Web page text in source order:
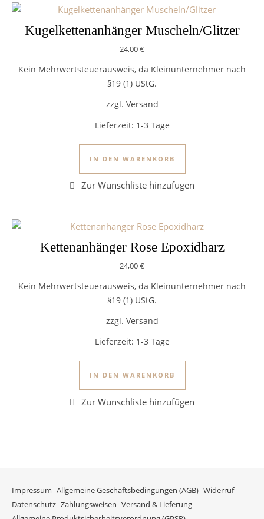
Kugelkettenanhänger Muscheln/Glitzer
24,00€
Kein Mehrwertsteuerausweis, da Kleinunternehmer nach
§19 (1) UStG.
zzgl. Versand
Lieferzeit: 1-3 Tage
IN DEN WARENKORB
Kettenanhänger Rose Epoxidharz
24,00€
Kein Mehrwertsteuerausweis, da Kleinunternehmer nach
§19 (1) UStG.
zzgl. Versand
Lieferzeit: 1-3 Tage
IN DEN WARENKORB
Impressum Allgemeine Geschäftsbedingungen (AGB) Widerruf
Datenschutz Zahlungsweisen Versand & Lieferung